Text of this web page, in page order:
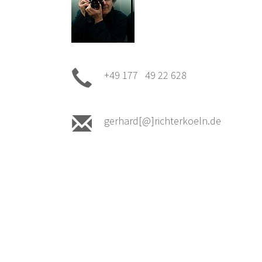
+49 177 49 22 628
gerhard[@]richterkoeln.de